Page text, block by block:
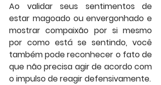
Ao validar seus sentimentos de
estar magoado ou envergonhado e
mostrar compaixão por si mesmo
por como está se sentindo, você
também pode reconhecer o fato de
que não precisa agir de acordo com
o impulso de reagir defensivamente.